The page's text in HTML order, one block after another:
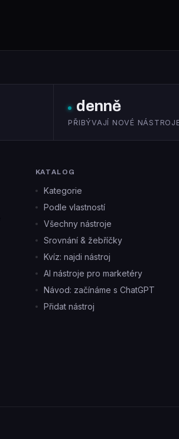
denně
PŘIBÝVAJÍ NOVÉ
KATALOG
Kategorie
Podle vlastností
Všechny nástroje
Srovnání & žebříčky
Kvíz: najdi nástroj
AI nástroje pro marketéry
Návod: začínáme s ChatGPT
Přidat nástroj